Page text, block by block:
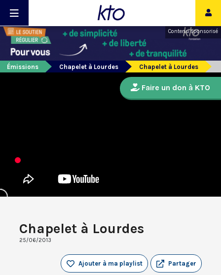
Contenu sponsorisé
Émissions Chapelet à Lourdes Chapelet à Lourdes
Chapelet à Lourdes
25/06/2013
Partager
Ajouter à ma playlist
Faire un don à KTO